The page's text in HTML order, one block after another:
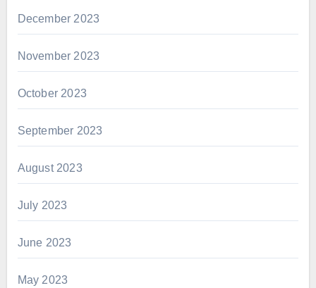
December 2023
November 2023
October 2023
September 2023
August 2023
July 2023
June 2023
May 2023